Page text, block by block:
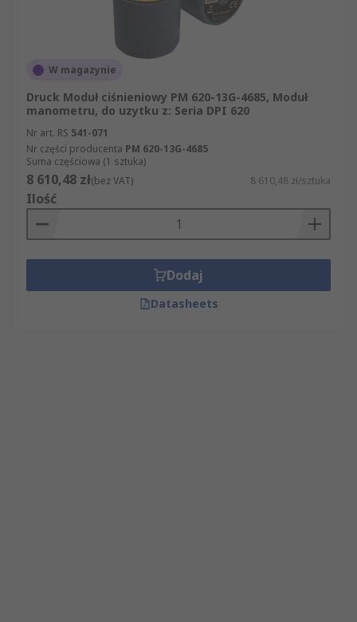
W magazynie
Druck Moduł ciśnieniowy PM 620-13G-4685, Moduł
manometru, do uzytku z: Seria DPI 620
Nr art. RS 541-071
Nr części producenta PM 620-13G-4685
Suma częściowa (1 sztuka)
8 610,48 zł(bez VAT) 8 610,48 zł/sztuka
Ilość
Dodaj
Datasheets